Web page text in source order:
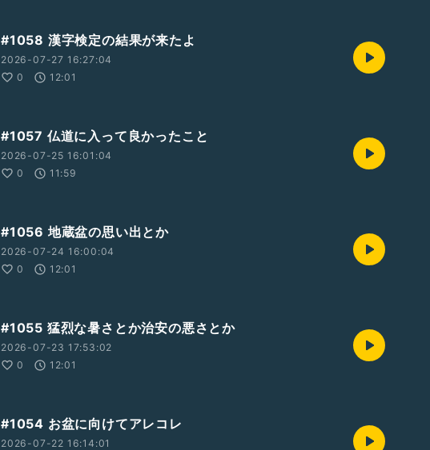
#1058 漢字検定の結果が来たよ
2026-07-27 16:27:04
0
12:01
#1057 仏道に入って良かったこと
2026-07-25 16:01:04
0
11:59
#1056 地蔵盆の思い出とか
2026-07-24 16:00:04
0
12:01
#1055 猛烈な暑さとか治安の悪さとか
2026-07-23 17:53:02
0
12:01
#1054 お盆に向けてアレコレ
2026-07-22 16:14:01